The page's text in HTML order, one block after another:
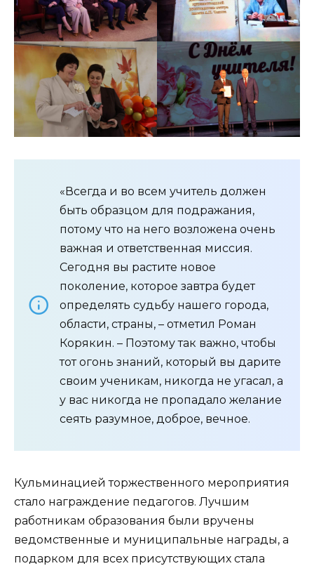
«Всегда и во всем учитель должен
быть образцом для подражания,
потому что на него возложена очень
важная и ответственная миссия.
Сегодня вы растите новое
поколение, которое завтра будет
определять судьбу нашего города,
области, страны, – отметил Роман
Корякин. – Поэтому так важно, чтобы
тот огонь знаний, который вы дарите
своим ученикам, никогда не угасал, а
у вас никогда не пропадало желание
сеять разумное, доброе, вечное.
Кульминацией торжественного мероприятия
стало награждение педагогов. Лучшим
работникам образования были вручены
ведомственные и муниципальные награды, а
подарком для всех присутствующих стала